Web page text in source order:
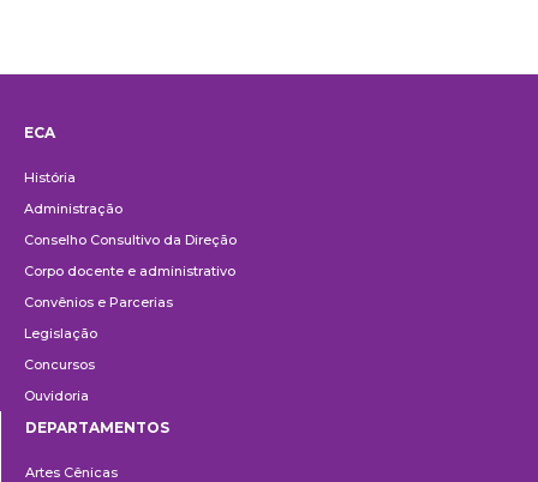
ECA
História
Administração
Conselho Consultivo da Direção
Corpo docente e administrativo
Convênios e Parcerias
Legislação
Concursos
Ouvidoria
DEPARTAMENTOS
Artes Cênicas